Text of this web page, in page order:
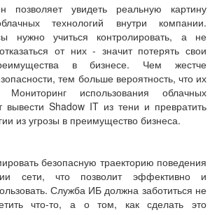
позволяет увидеть реальную картину
технологий внутри компании.
нужно учиться контролировать, а не
от них - значит потерять свои
в бизнесе. Чем жестче
тем больше вероятность, что их
Мониторинг использования облачных
вывести Shadow IT из тени и превратить
из угрозы в преимущество бизнеса.
безопасную траекторию поведения
сети, что позволит эффективно и
Служба ИБ должна заботиться не
что-то, а о том, как сделать это